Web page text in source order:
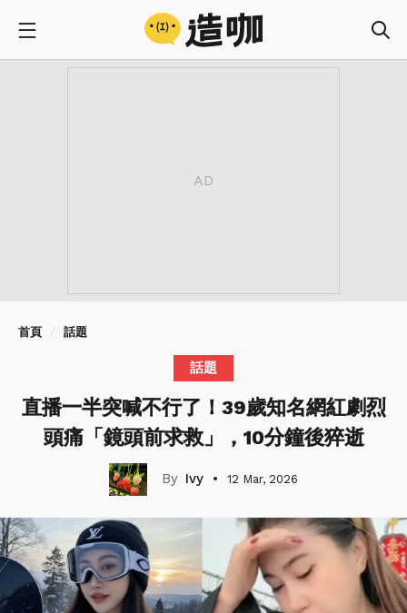
首頁 話題
話題
直播一半突喊不行了！39歲知名網紅劇烈
頭痛「鏡頭前求救」，10分鐘後猝逝
Ivy 12 Mar, 2026